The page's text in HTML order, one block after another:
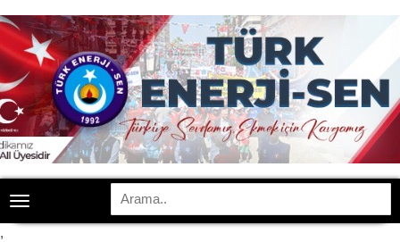
Toggle
navigation
,